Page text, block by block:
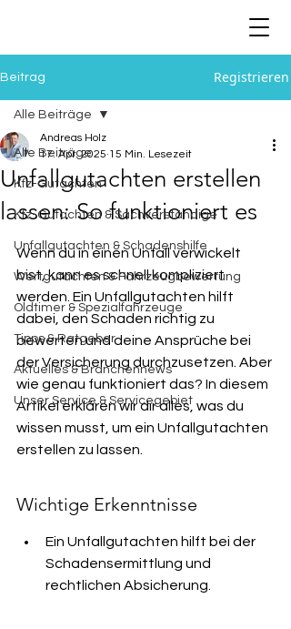
Beitrag Registrieren
Alle Beiträge
Kfz-Gutachten
Kfz-Gutachten & Sachverständige
Unfallgutachten & Schadenshilfe
Wertgutachten & Fahrzeugbewertung
Oldtimer & Spezialfahrzeuge
Tipps & Ratgeber
Aktuelles & Branchennews
Unser Service & Servicegebiet
Alle Beiträge
Unfallgutachten erstellen
lassen: So funktioniert es
Andreas Holz
17. Apr. 2025 15 Min. Lesezeit
Wenn du in einen Unfall verwickelt
bist, kann es schnell kompliziert
werden. Ein Unfallgutachten hilft
dabei, den Schaden richtig zu
bewerten und deine Ansprüche bei
der Versicherung durchzusetzen. Aber
wie genau funktioniert das? In diesem
Artikel erklären wir dir alles, was du
wissen musst, um ein Unfallgutachten
erstellen zu lassen.
Wichtige Erkenntnisse
Ein Unfallgutachten hilft bei der
Schadensermittlung und
rechtlichen Absicherung.